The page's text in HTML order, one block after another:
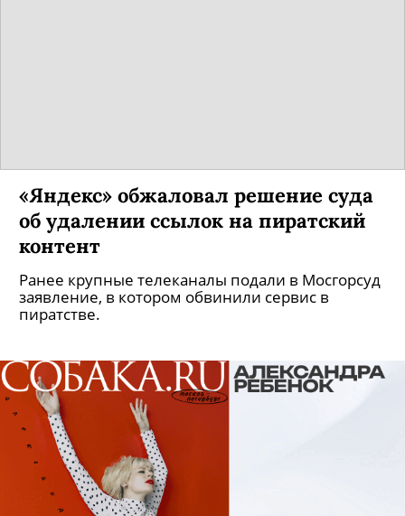
«Яндекс» обжаловал решение суда
об удалении ссылок на пиратский
контент
Ранее крупные телеканалы подали в Мосгорсуд
заявление, в котором обвинили сервис в
пиратстве.